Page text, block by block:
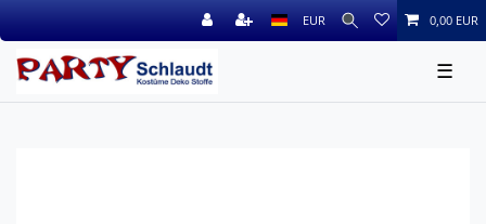
EUR 0,00 EUR
☰